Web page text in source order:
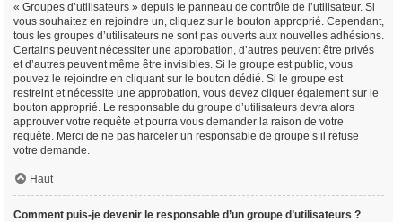
« Groupes d’utilisateurs » depuis le panneau de contrôle de l’utilisateur. Si
vous souhaitez en rejoindre un, cliquez sur le bouton approprié. Cependant,
tous les groupes d’utilisateurs ne sont pas ouverts aux nouvelles adhésions.
Certains peuvent nécessiter une approbation, d’autres peuvent être privés
et d’autres peuvent même être invisibles. Si le groupe est public, vous
pouvez le rejoindre en cliquant sur le bouton dédié. Si le groupe est
restreint et nécessite une approbation, vous devez cliquer également sur le
bouton approprié. Le responsable du groupe d’utilisateurs devra alors
approuver votre requête et pourra vous demander la raison de votre
requête. Merci de ne pas harceler un responsable de groupe s’il refuse
votre demande.
Haut
Comment puis-je devenir le responsable d’un groupe d’utilisateurs ?